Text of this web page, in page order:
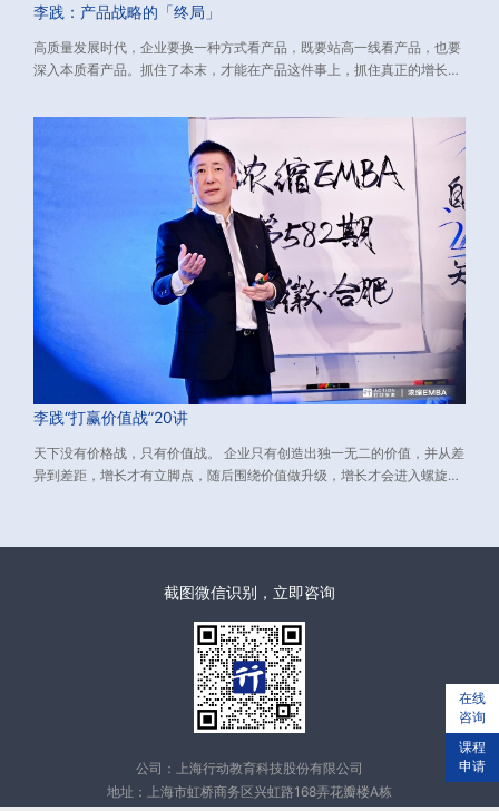
李践：产品战略的「终局」
高质量发展时代，企业要换一种方式看产品，既要站高一线看产品，也要
深入本质看产品。抓住了本末，才能在产品这件事上，抓住真正的增长
含：如何看产品、如何做产品、如何打造大单品。源自：由行动教育董事
长兼CEO李践老师主讲的《浓缩EMBA》课程、数万校友实践有效的经营
方法论，希望对您有所启发。
李践“打赢价值战”20讲
天下没有价格战，只有价值战。 企业只有创造出独一无二的价值，并从差
异到差距，增长才有立脚点，随后围绕价值做升级，增长才会进入螺旋上
截图微信识别，立即咨询
公司：上海行动教育科技股份有限公司
地址：上海市虹桥商务区兴虹路168弄花瓣楼A栋
在线
咨询
课程
申请